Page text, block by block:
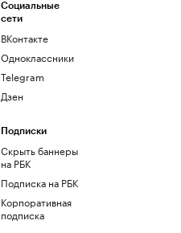
Социальные
сети
ВКонтакте
Одноклассники
Telegram
Дзен
Подписки
Скрыть баннеры
на РБК
Подписка на РБК
Корпоративная
подписка